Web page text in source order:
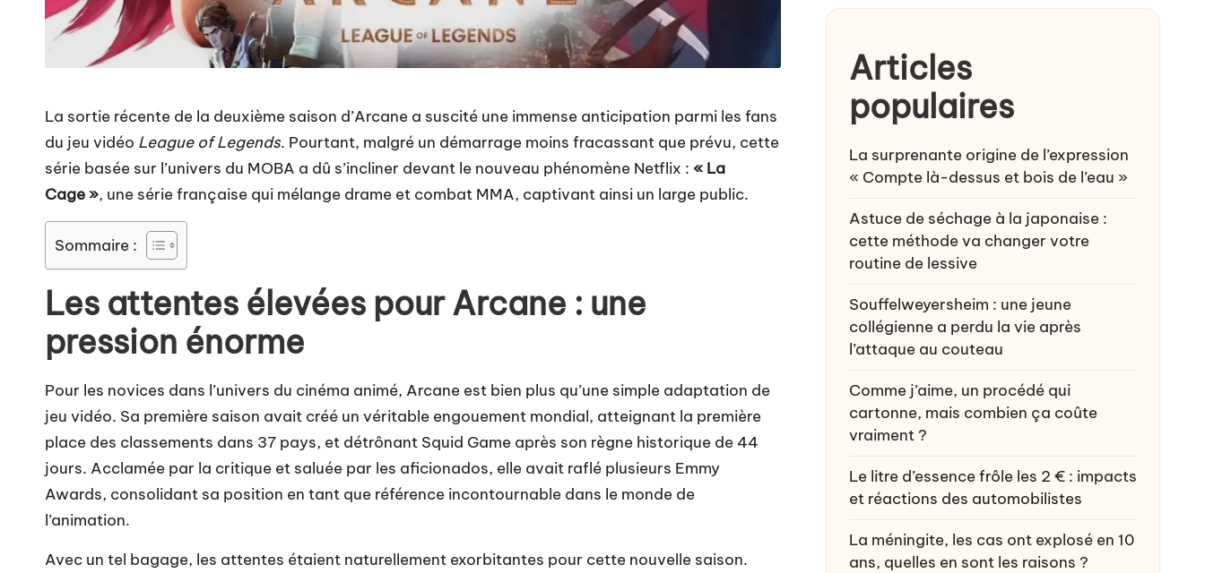
La sortie récente de la deuxième saison d’Arcane a suscité une immense anticipation parmi les fans
du jeu vidéo League of Legends. Pourtant, malgré un démarrage moins fracassant que prévu, cette
série basée sur l’univers du MOBA a dû s’incliner devant le nouveau phénomène Netflix : « La
Cage », une série française qui mélange drame et combat MMA, captivant ainsi un large public.
Sommaire :
Les attentes élevées pour Arcane : une
pression énorme
Pour les novices dans l’univers du cinéma animé, Arcane est bien plus qu’une simple adaptation de
jeu vidéo. Sa première saison avait créé un véritable engouement mondial, atteignant la première
place des classements dans 37 pays, et détrônant Squid Game après son règne historique de 44
jours. Acclamée par la critique et saluée par les aficionados, elle avait raflé plusieurs Emmy
Awards, consolidant sa position en tant que référence incontournable dans le monde de
l’animation.
Avec un tel bagage, les attentes étaient naturellement exorbitantes pour cette nouvelle saison.
Articles
populaires
La surprenante origine de l’expression
« Compte là-dessus et bois de l’eau »
Astuce de séchage à la japonaise :
cette méthode va changer votre
routine de lessive
Souffelweyersheim : une jeune
collégienne a perdu la vie après
l’attaque au couteau
Comme j’aime, un procédé qui
cartonne, mais combien ça coûte
vraiment ?
Le litre d’essence frôle les 2 € : impacts
et réactions des automobilistes
La méningite, les cas ont explosé en 10
ans, quelles en sont les raisons ?